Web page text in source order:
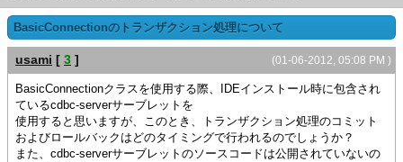
BasicConnectionのトランザクション処理について
(01-06-2012, 05:08 PM )
usami [ 3 ]
BasicConnectionクラスを使用する際、IDEインストール時に包含され
ているcdbc-serverサーブレットを
使用すると思いますが、このとき、トランザクション処理のコミット
およびロールバックはどのタイミングで行われるのでしょうか？
また、cdbc-serverサーブレットのソースコードは公開されていないの